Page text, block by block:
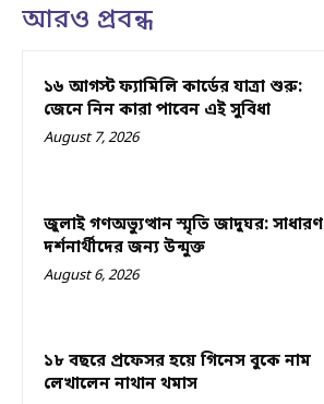
আরও প্রবন্ধ
১৬ আগস্ট ফ্যামিলি কার্ডের যাত্রা শুরু:
জেনে নিন কারা পাবেন এই সুবিধা
August 7, 2026
জুলাই গণঅভ্যুত্থান স্মৃতি জাদুঘর: সাধারণ
দর্শনার্থীদের জন্য উন্মুক্ত
August 6, 2026
১৮ বছরে প্রফেসর হয়ে গিনেস বুকে নাম
লেখালেন নাথান থমাস